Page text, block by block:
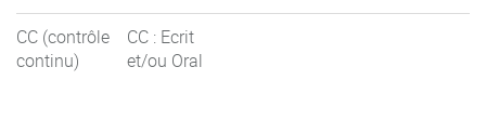
CC (contrôle
continu)
CC : Ecrit
et/ou Oral